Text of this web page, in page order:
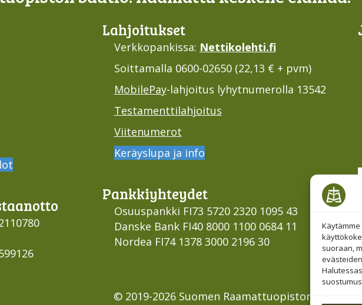
suoraan,
Lahjoi­tukset
Verkkopankissa: Nettikolehti.fi
Soittamalla 0600-02650 (22,13 € + pvm)
MobilePay-lahjoitus lyhytnumerolla 13542
Testamenttilahjoitus
Viitenumerot
Keräyslupa ja info
Pankki­yhteydet
Osuuspankki FI73 5720 2320 1095 43
Danske Bank FI40 8000 1100 0684 11
Nordea FI74 1378 3000 2196 30
© 2019-2026 Suomen Raamattuopiston Säätiö